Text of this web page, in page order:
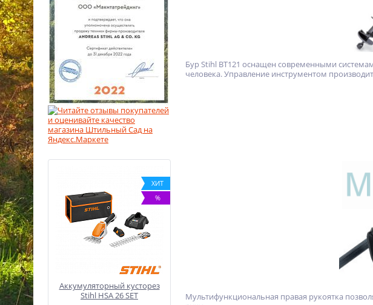
ХИТ
%
Аккумуляторный кусторез
Stihl HSA 26 SET
Бур Stihl BT121 оснащен современными
человека. Управление инструментом
Мультифункциональная правая рукоятка